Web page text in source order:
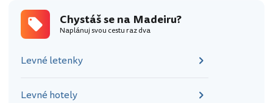
Chystáš se na Madeiru?
Naplánuj svou cestu raz dva
Levné letenky
Levné hotely